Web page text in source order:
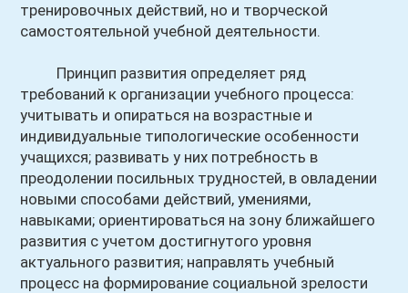
тренировочных действий, но и творческой
самостоятельной учебной деятельности.
Принцип развития определяет ряд
требований к организации учебного процесса:
учитывать и опираться на возрастные и
индивидуальные типологические особенности
учащихся; развивать у них потребность в
преодолении посильных трудностей, в овладении
новыми способами действий, умениями,
навыками; ориентироваться на зону ближайшего
развития с учетом достигнутого уровня
актуального развития; направлять учебный
процесс на формирование социальной зрелости